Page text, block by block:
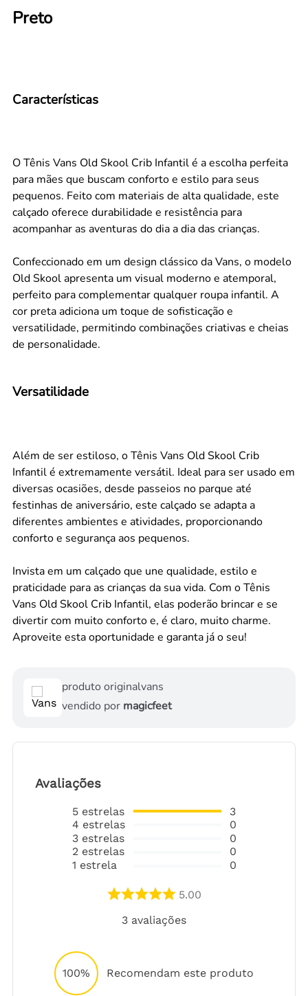
Preto
Características
O Tênis Vans Old Skool Crib Infantil é a escolha perfeita
para mães que buscam conforto e estilo para seus
pequenos. Feito com materiais de alta qualidade, este
calçado oferece durabilidade e resistência para
acompanhar as aventuras do dia a dia das crianças.
Confeccionado em um design clássico da Vans, o modelo
Old Skool apresenta um visual moderno e atemporal,
perfeito para complementar qualquer roupa infantil. A
cor preta adiciona um toque de sofisticação e
versatilidade, permitindo combinações criativas e cheias
de personalidade.
Versatilidade
Além de ser estiloso, o Tênis Vans Old Skool Crib
Infantil é extremamente versátil. Ideal para ser usado em
diversas ocasiões, desde passeios no parque até
festinhas de aniversário, este calçado se adapta a
diferentes ambientes e atividades, proporcionando
conforto e segurança aos pequenos.
Invista em um calçado que une qualidade, estilo e
praticidade para as crianças da sua vida. Com o Tênis
Vans Old Skool Crib Infantil, elas poderão brincar e se
divertir com muito conforto e, é claro, muito charme.
Aproveite esta oportunidade e garanta já o seu!
produto originalvans
vendido por magicfeet
Avaliações
5 estrelas
4 estrelas
3 estrelas
2 estrelas
1 estrela
3
0
0
0
0
5.00
3 avaliações
100% Recomendam este produto